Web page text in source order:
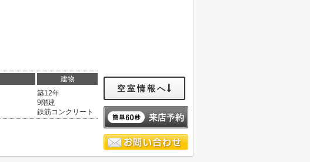
建物
築12年
9階建
鉄筋コンクリート
空室情報へ